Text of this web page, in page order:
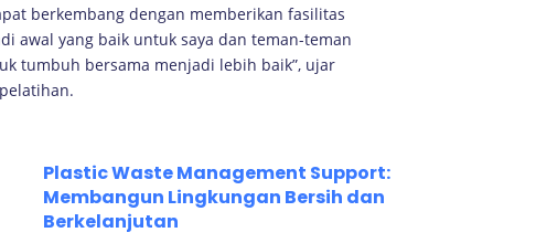
berkembang dengan memberikan fasilitas
awal yang baik untuk saya dan teman-teman
tumbuh bersama menjadi lebih baik”, ujar
Plastic Waste Management Support:
Membangun Lingkungan Bersih dan
Berkelanjutan